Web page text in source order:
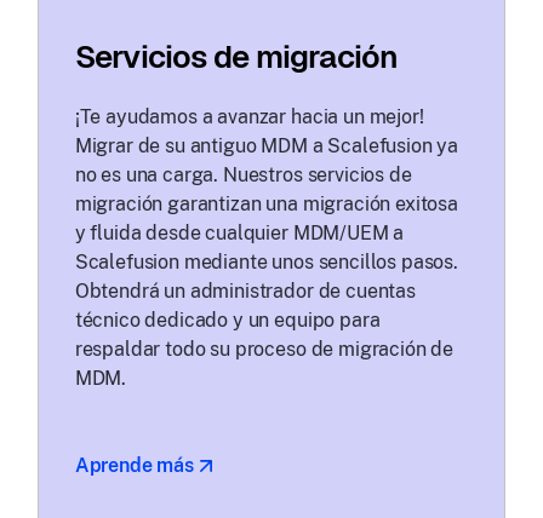
Servicios de migración
¡Te ayudamos a avanzar hacia un mejor!
Migrar de su antiguo MDM a Scalefusion ya
no es una carga. Nuestros servicios de
migración garantizan una migración exitosa
y fluida desde cualquier MDM/UEM a
Scalefusion mediante unos sencillos pasos.
Obtendrá un administrador de cuentas
técnico dedicado y un equipo para
respaldar todo su proceso de migración de
MDM.
Aprende más